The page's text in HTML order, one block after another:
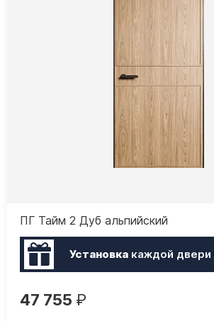
ПГ Тайм 2 Дуб альпийский
Установкакаждой двери
47 755 ₽